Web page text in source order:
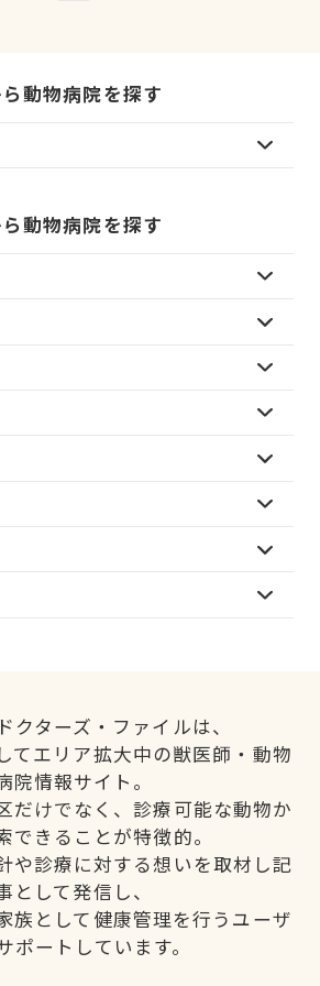
動物病院を探す
動物病院を探す
クターズ・ファイルは、
てエリア拡大中の獣医師・動物
院情報サイト。
だけでなく、診療可能な動物か
できることが特徴的。
や診療に対する想いを取材し記
として発信し、
族として健康管理を行うユーザ
ポートしています。